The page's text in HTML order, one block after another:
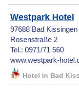
Westpark Hotel
97688 Bad Kissingen
Rosenstraße 2
Tel.: 0971/71 560
www.westpark-
Hotel in Bad